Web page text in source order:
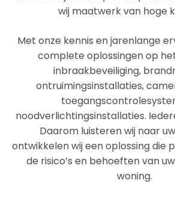
wij maatwerk van hoge
Met onze kennis en jarenlange
complete oplossingen op
inbraakbeveiliging,
ontruimingsinstallaties,
noodverlichtingsinstallaties.
Daarom luisteren wij naar
ontwikkelen wij een oplossing die
de risico’s en behoeften van
woning.